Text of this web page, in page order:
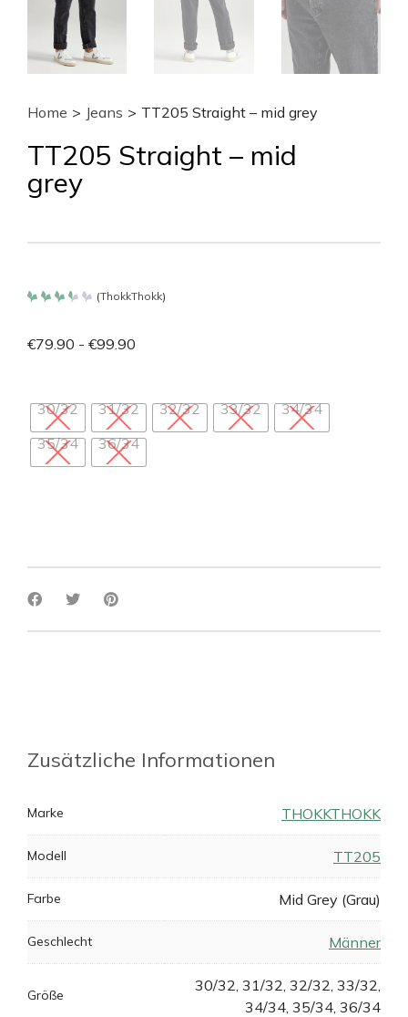
Home > Jeans > TT205 Straight – mid grey
TT205 Straight – mid
grey
von
(ThokkThokk)
€79.90 - €99.90
30/32 31/32 32/32 33/32
34/34
35/34
36/34
Zusätzliche Informationen
Marke THOKKTHOKK
Modell TT205
Farbe Mid Grey (Grau)
Geschlecht Männer
Größe
30/32, 31/32, 32/32, 33/32,
34/34, 35/34, 36/34